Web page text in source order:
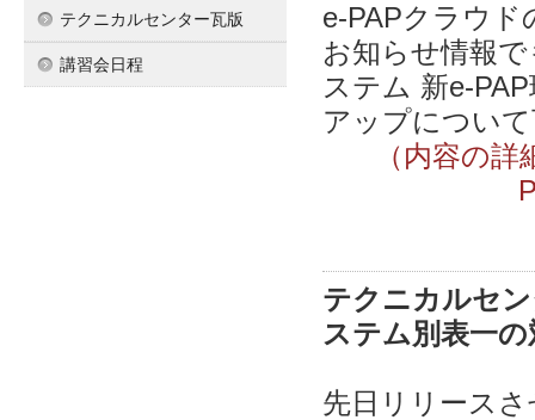
テクニカルセンター瓦版
講習会日程
e-PAPクラウ
お知らせ情報
ステム 新e-
アップについ
（内容の
テクニカルセ
ステム別表一
先日リリース